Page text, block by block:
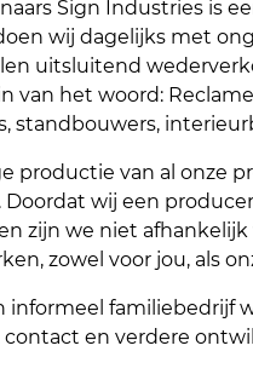
Sign Industries is
wij dagelijks met
uitsluitend
van het woord:
standbouwers,
productie van al onze
Doordat wij een
zijn we niet
zowel voor jou, als
informeel familiebedrijf
contact en verdere